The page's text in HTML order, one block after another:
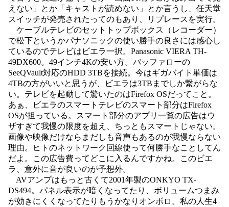
えない」とか「キャストが読めない」とか言うし、任天堂
スイッチが発売されたってのもあり、リプレースを実行。
ケーブルテレビのセットトップボックス（レコーダー）
で松下というかパナソニックの使い勝手の良さには感心し
ているのでテレビはビエラ一択。Panasonic VIERA TH-
49DX600。49インチ4Kの安い方。バッファローの
SeeQVault対応のHDD 3TBを接続。今はギガバイト単価は
4TBの方がいいと思うが、ビエラは3TBまでしか繋がらな
い。テレビを起動して驚いたのはFirefox OSだってこと。
あぁ、ビエラのスマートテレビのスマート部分はFirefox
OSが担っている。スマート部分のアプリ一覧の広告はウ
ザすぎて我慢の限度を超え、ちっともスマートじゃない。
画像や映像だけならまだしも音声もあるのが我慢ならない
理由。ヒトのネットワーク回線使って何勝手なことしてん
だよ。この広告費ってどこに入るんですかね。このビエ
ラ、意外に音が良いのが予想外。
AVアンプはもっと古くて2001年製のONKYO TX-
DS494。パネル表示が暗くなってたり、ボリュームつまみ
が効きにくくなってたりもうかなりオンボロ。私の人生4